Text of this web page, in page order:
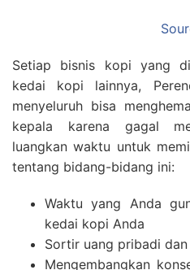
Setiap bisnis kopi yang
kedai kopi lainnya,
menyeluruh bisa
kepala karena gagal
luangkan waktu untuk
tentang bidang-bidang ini:
Waktu yang Anda
kedai kopi Anda
Sortir uang pribadi
Mengembangkan